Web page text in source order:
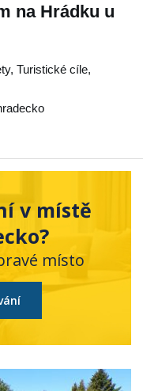
na Hrádku u
Turistické cíle,
v místě
místo